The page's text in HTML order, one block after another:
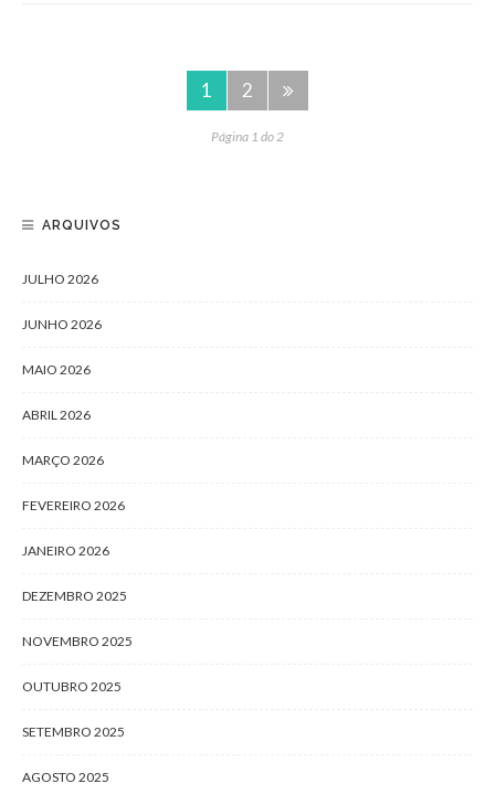
1 2
Página 1 do 2
ARQUIVOS
JULHO 2026
JUNHO 2026
MAIO 2026
ABRIL 2026
MARÇO 2026
FEVEREIRO 2026
JANEIRO 2026
DEZEMBRO 2025
NOVEMBRO 2025
OUTUBRO 2025
SETEMBRO 2025
AGOSTO 2025